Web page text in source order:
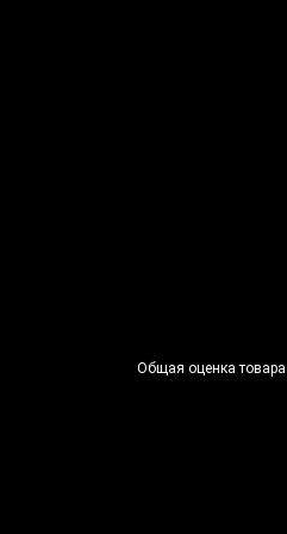
Общая оценка товара